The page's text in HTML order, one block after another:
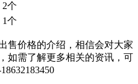
2个
1个
售价格的介绍，相信会对大家
如需了解更多相关的资讯，可